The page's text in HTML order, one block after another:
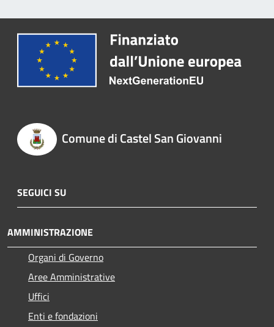
Comune di Castel San Giovanni
SEGUICI SU
AMMINISTRAZIONE
Organi di Governo
Aree Amministrative
Uffici
Enti e fondazioni